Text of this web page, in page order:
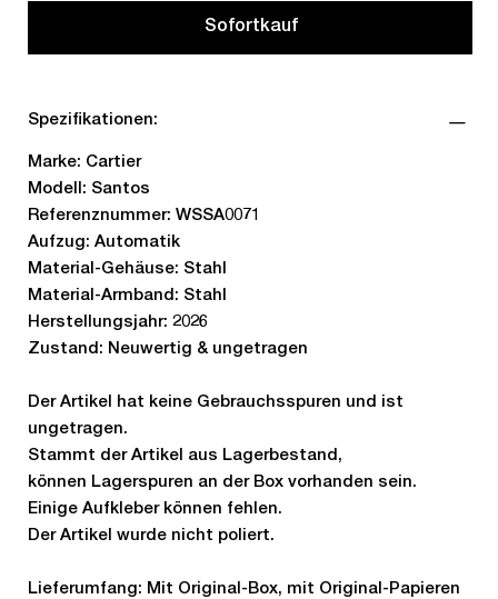
Sofortkauf
Spezifikationen:
Marke: Cartier
Modell: Santos
Referenznummer: WSSA0071
Aufzug: Automatik
Material-Gehäuse: Stahl
Material-Armband: Stahl
Herstellungsjahr: 2026
Zustand: Neuwertig & ungetragen
Der Artikel hat keine Gebrauchsspuren und ist
ungetragen.
Stammt der Artikel aus Lagerbestand,
können Lagerspuren an der Box vorhanden sein.
Einige Aufkleber können fehlen.
Der Artikel wurde nicht poliert.
Lieferumfang: Mit Original-Box, mit Original-Papieren